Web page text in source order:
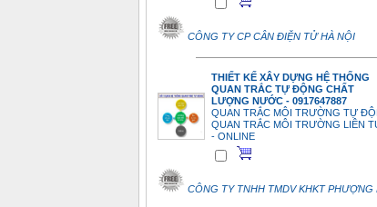
CÔNG TY CP CÂN ĐIỆN TỬ HÀ NỘI
THIẾT KẾ XÂY DỰNG HỆ THỐNG
QUAN TRẮC TỰ ĐỘNG CHẤT
LƯỢNG NƯỚC - 0917647887
QUAN TRẮC MÔI TRƯỜNG TỰ
QUAN TRẮC MÔI TRƯỜNG LIÊN
- ONLINE
CÔNG TY TNHH TMDV KHKT PHƯỢNG